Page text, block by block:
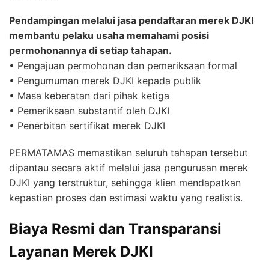
Pendampingan melalui jasa pendaftaran merek DJKI
membantu pelaku usaha memahami posisi
permohonannya di setiap tahapan.
• Pengajuan permohonan dan pemeriksaan formal
• Pengumuman merek DJKI kepada publik
• Masa keberatan dari pihak ketiga
• Pemeriksaan substantif oleh DJKI
• Penerbitan sertifikat merek DJKI
PERMATAMAS memastikan seluruh tahapan tersebut
dipantau secara aktif melalui jasa pengurusan merek
DJKI yang terstruktur, sehingga klien mendapatkan
kepastian proses dan estimasi waktu yang realistis.
Biaya Resmi dan Transparansi
Layanan Merek DJKI